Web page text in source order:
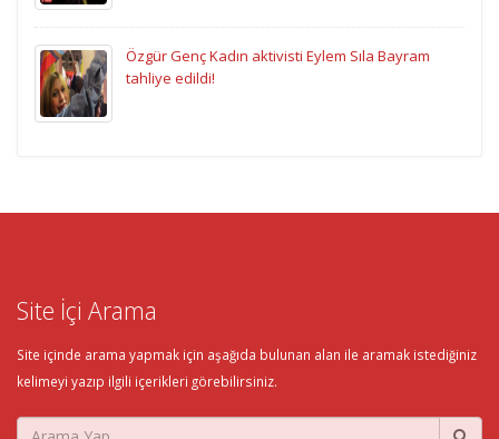
Özgür Genç Kadın aktivisti Eylem Sıla Bayram
tahliye edildi!
Site İçi Arama
Site içinde arama yapmak için aşağıda bulunan alan ile aramak istediğiniz
kelimeyi yazıp ilgili içerikleri görebilirsiniz.